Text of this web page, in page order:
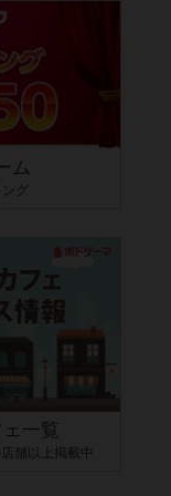
ム
グ
一覧
舗以上掲載中